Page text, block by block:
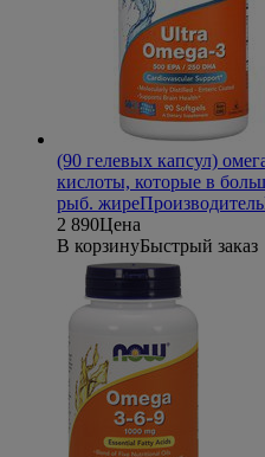
(90 гелевых капсул)
кислоты, которые в
рыб. жиреПроизводитель
2 890Цена
В корзинуБыстрый заказ